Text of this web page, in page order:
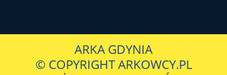
ARKA GDYNIA
© COPYRIGHT ARKOWCY.PL